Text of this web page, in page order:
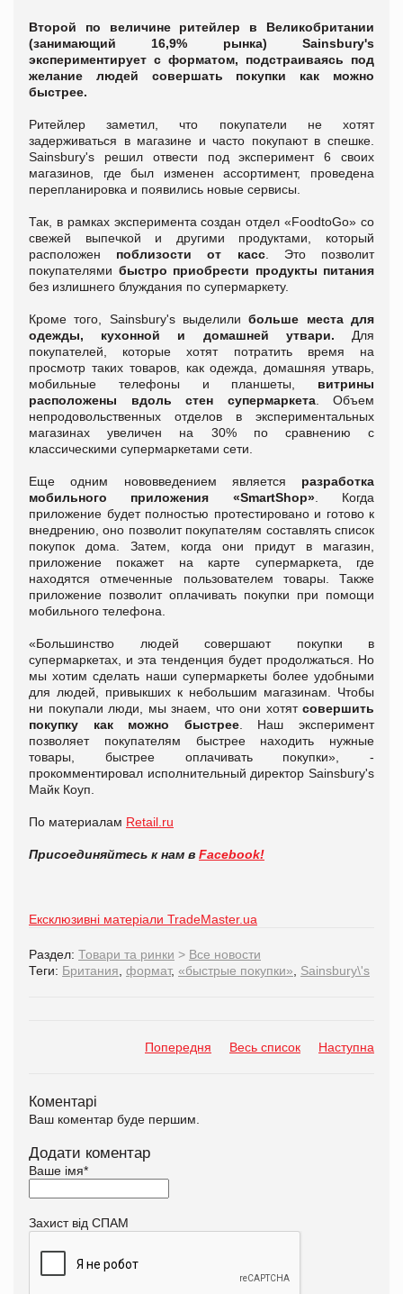
Второй по величине ритейлер в Великобритании
(занимающий 16,9% рынка) Sainsbury's
экспериментирует с форматом, подстраиваясь под
желание людей совершать покупки как можно
быстрее.
Ритейлер заметил, что покупатели не хотят
задерживаться в магазине и часто покупают в спешке.
Sainsbury's решил отвести под эксперимент 6 своих
магазинов, где был изменен ассортимент, проведена
перепланировка и появились новые сервисы.
Так, в рамках эксперимента создан отдел «FoodtoGo» со
свежей выпечкой и другими продуктами, который
расположен поблизости от касс. Это позволит
покупателями быстро приобрести продукты питания
без излишнего блуждания по супермаркету.
Кроме того, Sainsbury's выделилибольше места для
одежды, кухонной и домашней утвари. Для
покупателей, которые хотят потратить время на
просмотр таких товаров, как одежда, домашняя утварь,
мобильные телефоны и планшеты, витрины
расположены вдоль стен супермаркета. Объем
непродовольственных отделов в экспериментальных
магазинах увеличен на 30% по сравнению с
классическими супермаркетами сети.
Еще одним нововведением является разработка
мобильного приложения «SmartShop». Когда
приложение будет полностью протестировано и готово к
внедрению, оно позволит покупателям составлять список
покупок дома. Затем, когда они придут в магазин,
приложение покажет на карте супермаркета, где
находятся отмеченные пользователем товары. Также
приложение позволит оплачивать покупки при помощи
мобильного телефона.
«Большинство людей совершают покупки в
супермаркетах, и эта тенденция будет продолжаться. Но
мы хотим сделать наши супермаркеты более удобными
для людей, привыкших к небольшим магазинам. Чтобы
ни покупали люди, мы знаем, что они хотят совершить
покупку как можно быстрее. Наш эксперимент
позволяет покупателям быстрее находить нужные
товары, быстрее оплачивать покупки», -
прокомментировал исполнительный директор Sainsbury's
Майк Коуп.
По материалам Retail.ru
Присоединяйтесь к нам в Facebook!
Ексклюзивні матеріали TradeMaster.ua
Раздел: Товари та ринки > Все новости
Теги: Британия формат, «быстрые покупки» Sainsbury\'s
Попередня Весь список Наступна
Коментарі
Ваш коментар буде першим.
Додати коментар
Ваше імя*
Захист від СПАМ